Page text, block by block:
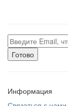
Готово
Информация